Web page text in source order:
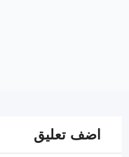
اضف تعليق